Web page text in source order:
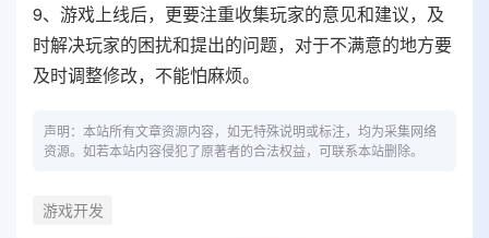
9、游戏上线后，更要注重收集玩家的意见和建议，及
时解决玩家的困扰和提出的问题，对于不满意的地方要
及时调整修改，不能怕麻烦。
声明：本站所有文章资源内容，如无特殊说明或标注，均为采集网络
资源。如若本站内容侵犯了原著者的合法权益，可联系本站删除。
游戏开发